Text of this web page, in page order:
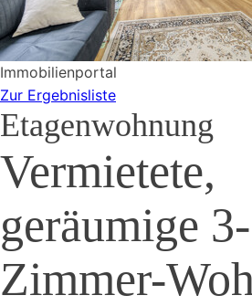
Immobilienportal
Zur Ergebnisliste
Etagenwohnung
Vermietete,
geräumige 3-
Zimmer-